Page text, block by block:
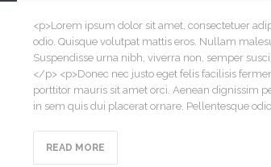
<p>Lorem ipsum dolor sit amet, consectetuer
odio. Quisque volutpat mattis eros. Nullam
Suspendisse urna nibh, viverra non, semper
</p> <p>Donec nec justo eget felis facilisis
porttitor mauris sit amet orci. Aenean dignissim
in sem quis dui placerat ornare. Pellentesque odio
READ MORE